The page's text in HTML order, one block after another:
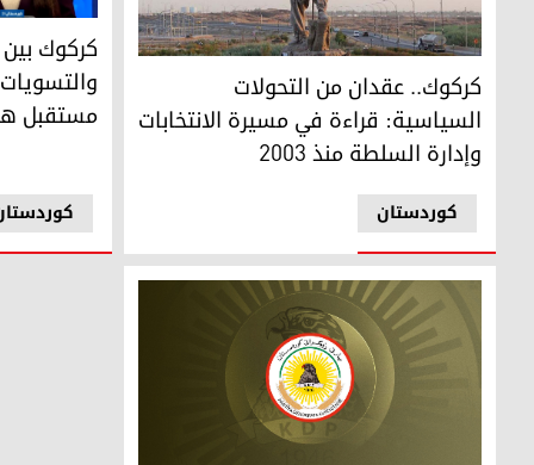
كركوك.. عقدان من التحولات السياسية: قراءة في مسيرة
کوردستان
كركوك.. عقدان من التحولات
السياسية: قراءة في مسيرة الانتخابات
وإدارة السلطة منذ 2003
كركوك بين
كركوك بين
مستقبل